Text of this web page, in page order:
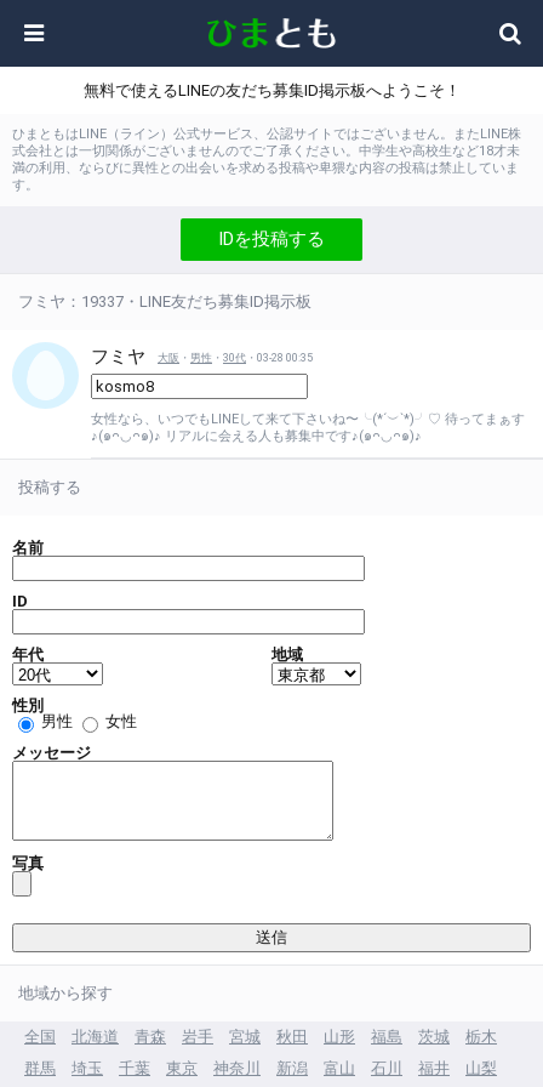
無料で使えるLINEの友だち募集ID掲示板へようこそ！
ひまともはLINE（ライン）公式サービス、公認サイトではございません。またLINE株
式会社とは一切関係がございませんのでご了承ください。中学生や高校生など18才未
満の利用、ならびに異性との出会いを求める投稿や卑猥な内容の投稿は禁止していま
す。
IDを投稿する
フミヤ：19337・LINE友だち募集ID掲示板
フミヤ 大阪 ・ 男性 ・ 30代 ・03-28 00:35
女性なら、いつでもLINEして来て下さいね〜╰(*´︶`*)╯♡ 待ってまぁす
♪(๑ᴖ◡ᴖ๑)♪ リアルに会える人も募集中です♪(๑ᴖ◡ᴖ๑)♪
投稿する
名前
ID
年代 地域
性別
男性
女性
メッセージ
写真
地域から探す
全国 北海道 青森 岩手 宮城 秋田 山形 福島 茨城
栃木
群馬
埼玉 千葉 東京 神奈川 新潟 富山 石川 福井 山梨